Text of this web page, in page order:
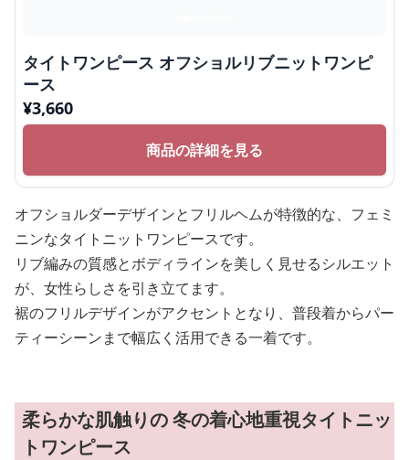
タイトワンピース オフショルリブニットワンピ
ース
¥3,660
商品の詳細を見る
オフショルダーデザインとフリルヘムが特徴的な、フェミ
ニンなタイトニットワンピースです。
リブ編みの質感とボディラインを美しく見せるシルエット
が、女性らしさを引き立てます。
裾のフリルデザインがアクセントとなり、普段着からパー
ティーシーンまで幅広く活用できる一着です。
柔らかな肌触りの 冬の着心地重視タイトニッ
トワンピース